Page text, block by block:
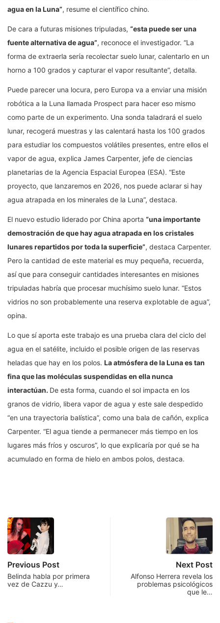
agua en la Luna”, resume el científico chino.
De cara a futuras misiones tripuladas, “esta puede ser una
fuente alternativa de agua”, reconoce el investigador. “La
forma de extraerla sería recolectar suelo lunar, calentarlo en un
horno a 100 grados y capturar el vapor resultante”, detalla.
Puede parecer una locura, pero Europa va a enviar una misión
robótica a la Luna llamada Prospect para hacer eso mismo
como parte de un experimento. Una sonda taladrará el suelo
lunar, recogerá muestras y las calentará hasta los 100 grados
para estudiar los compuestos volátiles presentes, entre ellos el
vapor de agua, explica James Carpenter, jefe de ciencias
planetarias de la Agencia Espacial Europea (ESA). “Este
proyecto, que lanzaremos en 2026, nos puede aclarar si hay
agua atrapada en los minerales de la Luna”, destaca.
El nuevo estudio liderado por China aporta “una importante
demostración de que hay agua atrapada en los cristales
lunares repartidos por toda la superficie”, destaca Carpenter.
Pero la cantidad de este material es muy pequeña, recuerda,
así que para conseguir cantidades interesantes en misiones
tripuladas habría que procesar muchísimo suelo lunar. “Estos
vidrios no son probablemente una reserva explotable de agua”,
opina.
Lo que sí aporta este trabajo es una prueba clara del ciclo del
agua en el satélite, incluido el posible origen de las reservas
heladas que hay en los polos. La atmósfera de la Luna es tan
fina que las moléculas suspendidas en ella nunca
interactúan. De esta forma, cuando el sol impacta en los
granos de vidrio, libera vapor de agua y este sale despedido
“en una trayectoria balística”, como una bala de cañón, explica
Carpenter. “El agua tiende a permanecer más tiempo en los
lugares más fríos y oscuros”, lo que explicaría por qué se ha
acumulado en forma de hielo en ambos polos, destaca.
Previous Post
Belinda habla por primera
vez de Cazzu y…
Next Post
Alfonso Herrera revela los
problemas psicológicos
que le…